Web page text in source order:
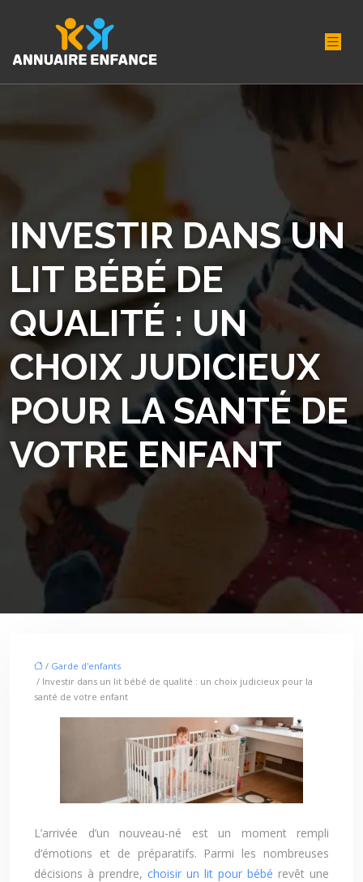
INVESTIR DANS UN
LIT BÉBÉ DE
QUALITÉ : UN
CHOIX JUDICIEUX
POUR LA SANTÉ DE
VOTRE ENFANT
/ Garde d'enfants
/ Investir dans un lit bébé de qualité : un choix judicieux pour la
santé de votre enfant
L’arrivée d’un nouveau-né est un moment rempli
d’émotions et de préparatifs. Parmi les nombreuses
décisions à prendre, choisir un lit pour bébé revêt une